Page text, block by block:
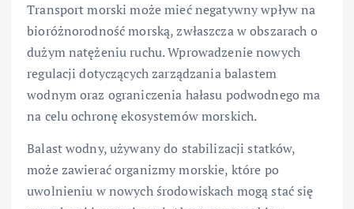
Transport morski może mieć negatywny wpływ na
bioróżnorodność morską, zwłaszcza w obszarach o
dużym natężeniu ruchu. Wprowadzenie nowych
regulacji dotyczących zarządzania balastem
wodnym oraz ograniczenia hałasu podwodnego ma
na celu ochronę ekosystemów morskich.
Balast wodny, używany do stabilizacji statków,
może zawierać organizmy morskie, które po
uwolnieniu w nowych środowiskach mogą stać się